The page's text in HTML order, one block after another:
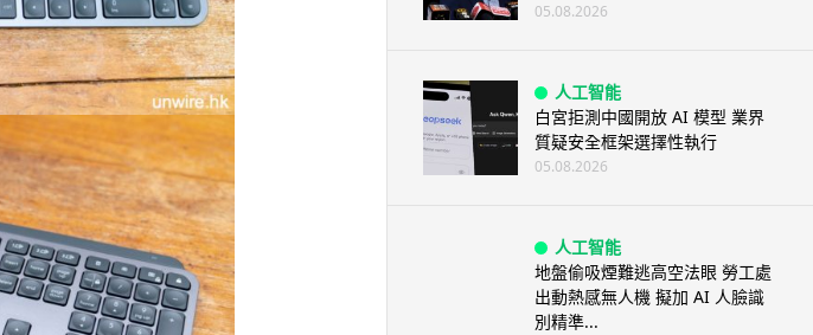
05.08.2026
人工智能
白宮拒測中國開放 AI 模型 業界
質疑安全框架選擇性執行
05.08.2026
人工智能
地盤偷吸煙難逃高空法眼 勞工處
出動熱感無人機 擬加 AI 人臉識
別精準...